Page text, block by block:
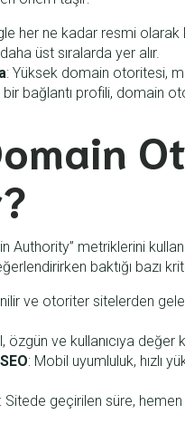
her ne kadar resmi
üst sıralarda yer alır.
: Yüksek domain otoritesi,
bir bağlantı profili, domain
Authority” metriklerini
baktığı bazı
ve otoriter sitelerden
özgün ve kullanıcıya
: Mobil uyumluluk, hızlı
: Sitede geçirilen süre,